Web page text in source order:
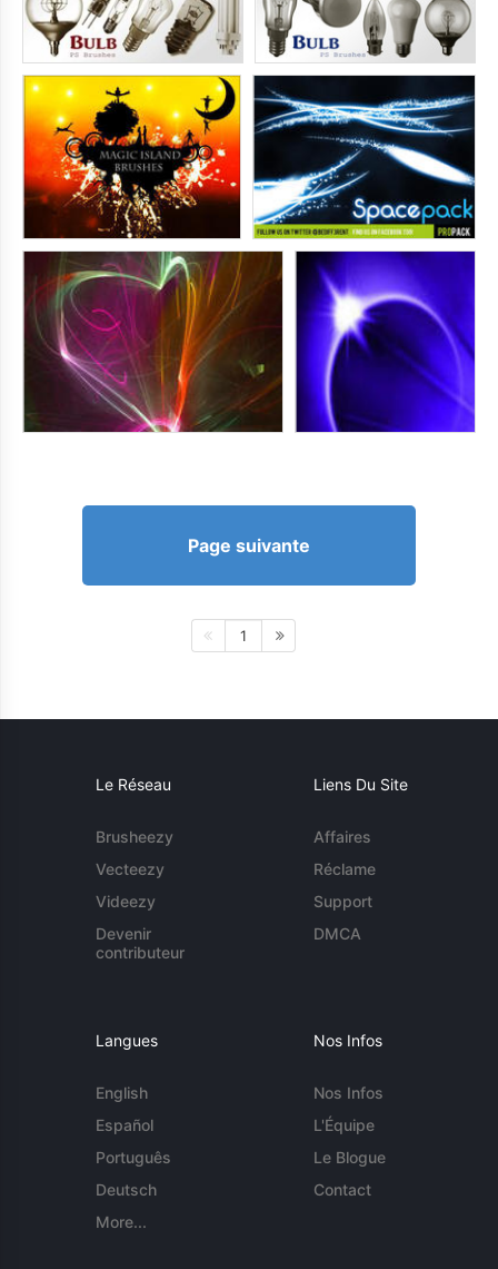
Page suivante
1
Le Réseau
Brusheezy
Vecteezy
Videezy
Devenir
contributeur
Liens Du Site
Affaires
Réclame
Support
DMCA
Langues
English
Español
Português
Deutsch
More...
Nos Infos
Nos Infos
L'Équipe
Le Blogue
Contact